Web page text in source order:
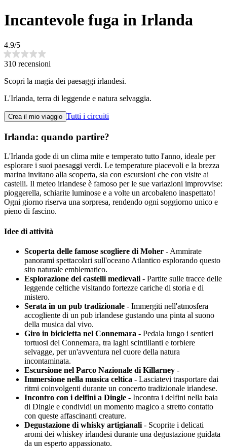
Incantevole fuga in Irlanda
4.9/5
310 recensioni
Scopri la magia dei paesaggi irlandesi.
L'Irlanda, terra di leggende e natura selvaggia.
Crea il mio viaggio Tutti i circuiti
Irlanda: quando partire?
L'Irlanda gode di un clima mite e temperato tutto l'anno, ideale per
esplorare i suoi paesaggi verdi. Le temperature piacevoli e la brezza
marina invitano alla scoperta, sia con escursioni che con visite ai
castelli. Il meteo irlandese è famoso per le sue variazioni improvvise:
pioggerella, schiarite luminose e a volte un arcobaleno inaspettato!
Ogni giorno riserva una sorpresa, rendendo ogni soggiorno unico e
pieno di fascino.
Idee di attività
Scoperta delle famose scogliere di Moher - Ammirate
panorami spettacolari sull'oceano Atlantico esplorando questo
sito naturale emblematico.
Esplorazione dei castelli medievali - Partite sulle tracce delle
leggende celtiche visitando fortezze cariche di storia e di
mistero.
Serata in un pub tradizionale - Immergiti nell'atmosfera
accogliente di un pub irlandese gustando una pinta al suono
della musica dal vivo.
Giro in bicicletta nel Connemara - Pedala lungo i sentieri
tortuosi del Connemara, tra laghi scintillanti e torbiere
selvagge, per un'avventura nel cuore della natura
incontaminata.
Escursione nel Parco Nazionale di Killarney -
Immersione nella musica celtica - Lasciatevi trasportare dai
ritmi coinvolgenti durante un concerto tradizionale irlandese.
Incontro con i delfini a Dingle - Incontra i delfini nella baia
di Dingle e condividi un momento magico a stretto contatto
con queste affascinanti creature.
Degustazione di whisky artigianali - Scoprite i delicati
aromi dei whiskey irlandesi durante una degustazione guidata
da un esperto appassionato.